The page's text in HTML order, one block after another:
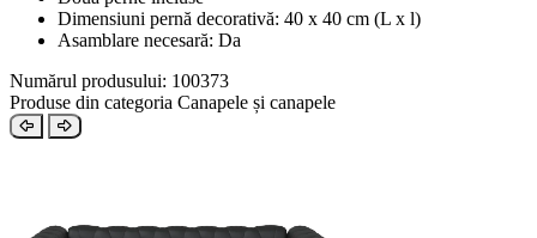
Dimensiuni pernă decorativă: 40 x 40 cm (L x l)
Asamblare necesară: Da
Numărul produsului: 100373
Produse din categoria Canapele și canapele